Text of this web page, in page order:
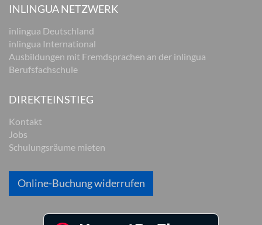
INLINGUA NETZWERK
inlingua Deutschland
inlingua International
Ausbildungen mit Fremdsprachen an der inlingua
Berufsfachschule
DIREKTEINSTIEG
Kontakt
Jobs
Schulungsräume mieten
Online-Buchung widerrufen